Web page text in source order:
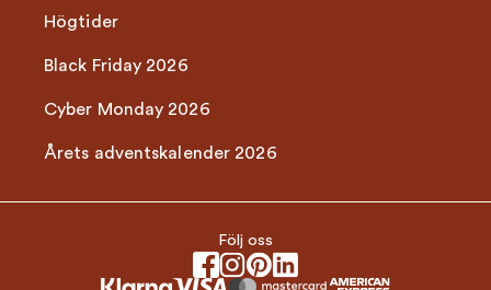
Högtider
Black Friday 2026
Cyber Monday 2026
Årets adventskalender 2026
Följ oss